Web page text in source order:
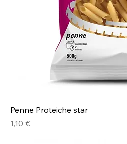
Penne Proteiche star
Prezzo
1,10 €